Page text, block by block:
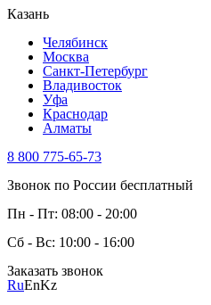
Казань
Челябинск
Москва
Санкт-Петербург
Владивосток
Уфа
Краснодар
Алматы
8 800 775-65-73
Звонок по России бесплатный
Пн - Пт: 08:00 - 20:00
Сб - Вс: 10:00 - 16:00
Заказать звонок
RuEnKz